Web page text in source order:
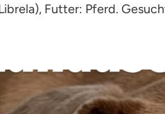
Futter: Pferd.